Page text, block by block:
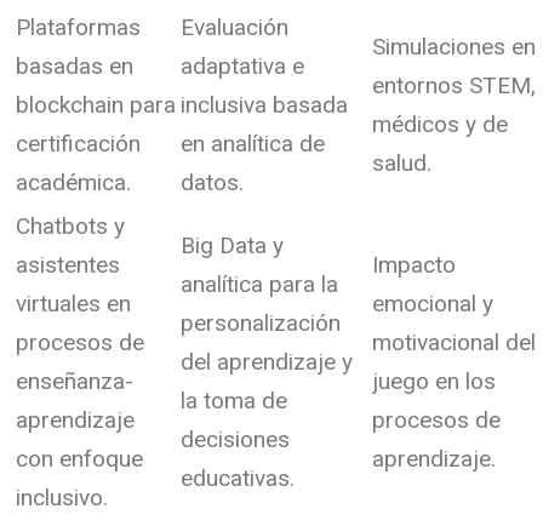
Plataformas
basadas en
blockchain para
certificación
académica.
Evaluación
adaptativa e
inclusiva basada
en analítica de
datos.
Simulaciones en
entornos STEM,
médicos y de
salud.
Chatbots y
asistentes
virtuales en
procesos de
enseñanza-
aprendizaje
con enfoque
inclusivo.
Big Data y
analítica para la
personalización
del aprendizaje y
la toma de
decisiones
educativas.
Impacto
emocional y
motivacional del
juego en los
procesos de
aprendizaje.